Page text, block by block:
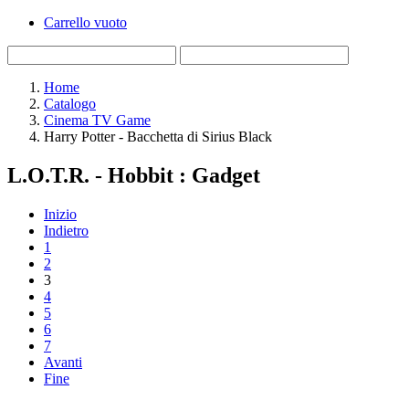
Carrello vuoto
Home
Catalogo
Cinema TV Game
Harry Potter - Bacchetta di Sirius Black
L.O.T.R. - Hobbit : Gadget
Inizio
Indietro
1
2
3
4
5
6
7
Avanti
Fine